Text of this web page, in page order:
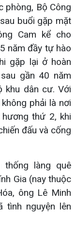
phòng, Bộ Công
buổi gặp mặt
Cam kể cho
năm đầy tự hào
gặp lại ở hoàn
gần 40 năm
khu dân cư. Với
phải là nơi
thứ 2, khi
đấu và cống
thống làng quê
Gia (nay thuộc
ông Lê Minh
nguyện lên